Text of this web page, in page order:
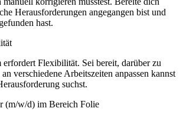
Herausforderungen angegangen bist und
hast.
erfordert Flexibilität. Sei bereit, darüber zu
verschiedene Arbeitszeiten anpassen kannst
suchst.
(m/w/d) im Bereich Folie